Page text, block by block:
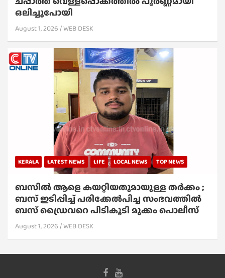
ഒലിച്ചുപോയി
August 1, 2026 WEB DESK
KERALA LATEST NEWS LIFE LOCAL NEWS TOP NEWS
ബസിൽ ആളെ കയറ്റിയതുമായുള്ള തർക്കം ;
ബസ് ഇടിപ്പിച്ച് പരിക്കേൽപിച്ച സംഭവത്തിൽ
ബസ് ഡ്രൈവറെ പിടികൂടി മുക്കം പൊലീസ്
August 1, 2026 WEB DESK